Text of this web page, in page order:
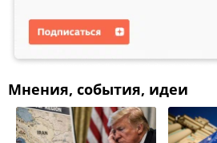
Мнения, события, идеи